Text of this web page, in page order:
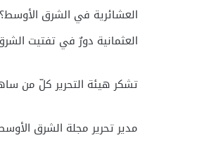
العشائرية في الشرق
العثمانية دورٌ في تفتيت
تشكر هيئة التحرير كلّ من
مدير تحرير مجلة الشرق